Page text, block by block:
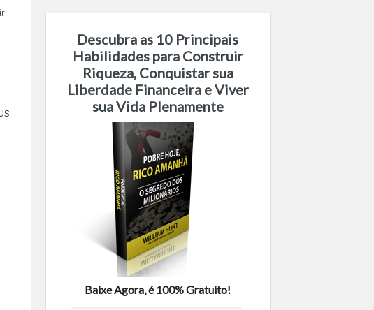
Descubra as 10 Principais
Habilidades para Construir
Riqueza, Conquistar sua
Liberdade Financeira e Viver
sua Vida Plenamente
Baixe Agora, é 100% Gratuito!